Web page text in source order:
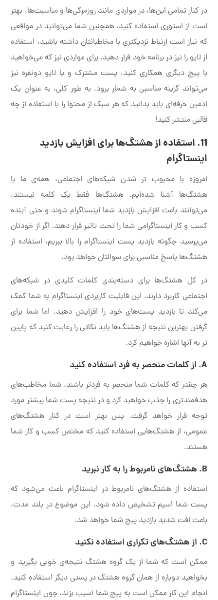
در کنار تمامی این‌ها، در مواردی مانند روزمرگی‌ها و مناسبت‌ها، بهتر
است از استوری استفاده کنید. همچنین شما می‌توانید در مواقعی
که نیاز است ارتباط نزدیکتری با مخاطبانتان داشته باشید، استفاده
از لایو را نیز در برنامه خود قرار دهید. برای مواردی نیز که می‌خواهید
با پیج دیگری همکاری کنید، پست مشترک و یا لایو دونفره نیز
می‌تواند گزینه مناسبی به شمار برود. به طور کلی، به عنوان یک
ادمین حرفه‌ای باید بدانید که هر سبک از محتوا را با استفاده از چه
قالبی منتشر کنید!
11. استفاده از هشتگ‌ها برای افزایش بازدید
اینستاگرام
امروزه با محبوب تر شدن شبکه‌های اجتماعی، همه‌ی ما با
هشتگ‌ها آشنا شده‌ایم. هشتگ‌ها فقط یک کلمه نیستند،
می‌توانند باعث افزایش بازدید شما اینستاگرام شوند و حتی آینده
کسب و کار اینستاگرامی شما را تحت تاثیر قرار دهند. اگر از خودتان
می‌پرسید چگونه بازدید پست اینستاگرام را بالا ببریم، استفاده از
هشتگ‌ها پاسخ مناسبی برای سوالتان خواهد بود.
در کل هشتگ‌ها برای دسته‌بندی کلمات کلیدی در شبکه‌های
اجتماعی کاربرد دارند. این قابلیت کاربردی اینستاگرام به شما کمک
می‌کند تا بازدید پست‌های خود را افزایش دهید. اما شما برای
گرفتن بهترین نتیجه از هشتگ‌ها باید نکاتی را رعایت کنید که پایین
تر به آنها اشاره خواهیم کرد.
A. از کلمات منحصر به فرد استفاده کنید
هر چقدر که کلمات شما منحصر به فردتر باشند، شما مخاطب‌های
هدفمندتری را جذب خواهید کرد و در نتیجه پست شما بیشتر مورد
توجه قرار خواهد گرفت. پس بهتر است در کنار هشتگ‌های
عمومی، از هشتگ‌هایی استفاده کنید که مختص کسب و کار شما
هستند.
B. هشتگ‌های نامربوط را به کار نبرید
استفاده از هشتگ‌های نامربوط در اینستاگرام باعث می‌شود که
پست شما اسپم تشخیص داده شود. این موضوع در بلند مدت،
باعث افت شدید بازدید پیج شما خواهد شد.
C. از هشتگ‌های تکراری استفاده نکنید
ممکن است که شما از یک گروه هشتگ نتیجه‌ی خوبی بگیرید و
بخواهید دوباره از همان گروه هشتگ در پستی دیگر استفاده کنید.
انجام این کار ممکن است به پیج شما آسیب بزند. چون اینستاگرام